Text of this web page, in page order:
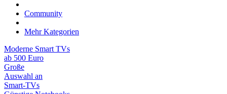
Community
Mehr Kategorien
Moderne Smart TVs
ab 500 Euro
Große
Auswahl an
Smart-TVs